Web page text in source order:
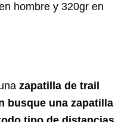
hombre y 320gr en
zapatilla de trail
busque una zapatilla